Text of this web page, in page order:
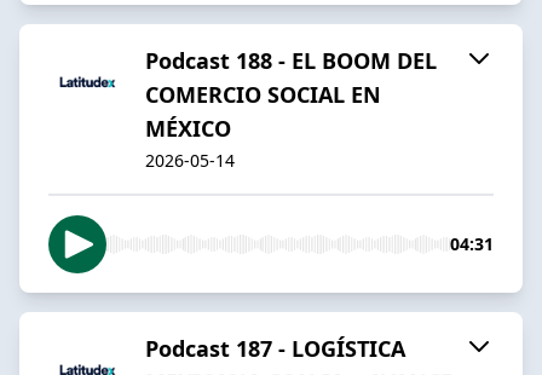
Podcast 188 - EL BOOM DEL
COMERCIO SOCIAL EN
MÉXICO
2026-05-14
04:31
Podcast 187 - LOGÍSTICA